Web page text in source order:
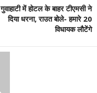
गुवाहाटी में होटल के बाहर टीएमसी ने
दिया धरना, राउत बोले- हमारे 20
विधायक लौटेंगे